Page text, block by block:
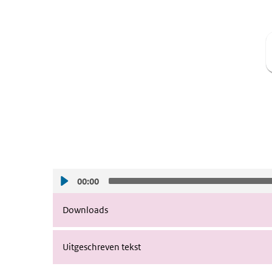
00:00
Downloads
Uitgeschreven tekst